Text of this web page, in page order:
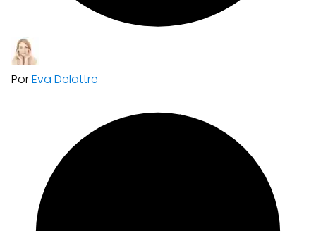
PorEva Delattre